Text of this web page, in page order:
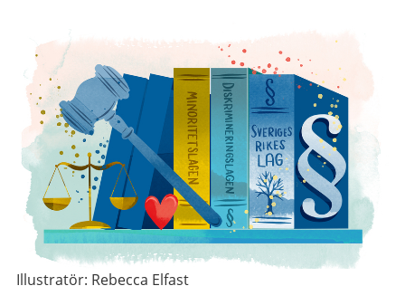
Illustratör: Rebecca Elfast